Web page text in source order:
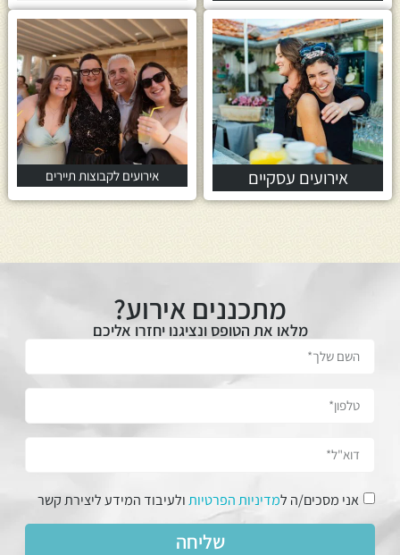
אירועים עסקיים אירועים לקבוצות תיירים
מתכננים אירוע?
מלאו את הטופס ונציגנו יחזרו אליכם
אני מסכים/ה למדיניות הפרטיותולעיבוד המידע ליצירת קשר
שליחה